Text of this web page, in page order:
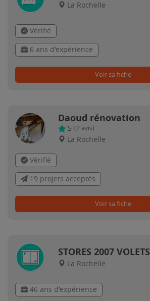
La Rochelle
Vérifié
6 ans d'expérience
Voir sa fiche
Daoud rénovation
5 (2 avis)
La Rochelle
Vérifié
19 projets acceptés
Voir sa fiche
STORES 2007 VOLETS
La Rochelle
46 ans d'expérience